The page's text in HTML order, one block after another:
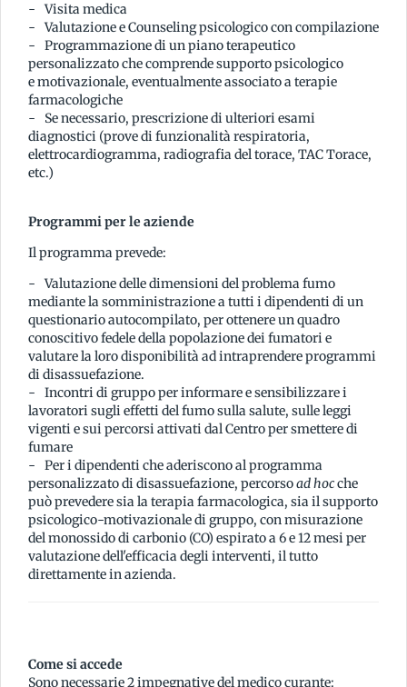
Visita medica
Valutazione e Counseling psicologico con compilazione
Programmazione di un piano terapeutico
personalizzato che comprende supporto psicologico
e motivazionale, eventualmente associato a terapie
farmacologiche
Se necessario, prescrizione di ulteriori esami
diagnostici (prove di funzionalità respiratoria,
elettrocardiogramma, radiografia del torace, TAC Torace,
etc.)
Programmi per le aziende
Il programma prevede:
Valutazione delle dimensioni del problema fumo
mediante la somministrazione a tutti i dipendenti di un
questionario autocompilato, per ottenere un quadro
conoscitivo fedele della popolazione dei fumatori e
valutare la loro disponibilità ad intraprendere programmi
di disassuefazione.
Incontri di gruppo per informare e sensibilizzare i
lavoratori sugli effetti del fumo sulla salute, sulle leggi
vigenti e sui percorsi attivati dal Centro per smettere di
fumare
Per i dipendenti che aderiscono al programma
personalizzato di disassuefazione, percorsoad hocche
può prevedere sia la terapia farmacologica, sia il supporto
psicologico-motivazionale di gruppo, con misurazione
del monossido di carbonio (CO) espirato a 6 e 12 mesi per
valutazione dell'efficacia degli interventi, il tutto
direttamente in azienda.
Come si accede
Sono necessarie 2 impegnative del medico curante: